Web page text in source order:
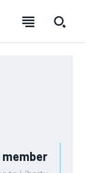
news
news from all
news from all
member